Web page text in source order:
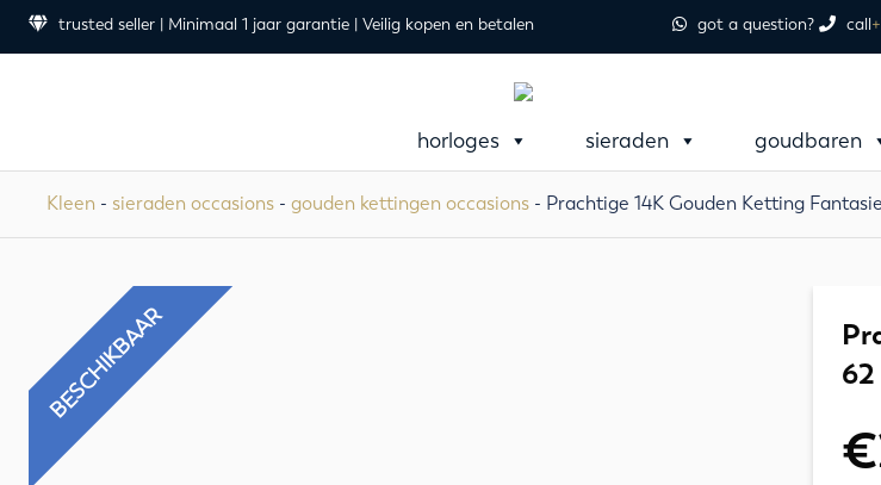
trusted seller | Minimaal 1 jaar garantie | Veilig kopen en betalen got a question? call
horloges sieraden goudbaren
Kleen - sieraden occasions - gouden kettingen occasions - Prachtige 14K Gouden Ketting
BESCHIKBAAR
€